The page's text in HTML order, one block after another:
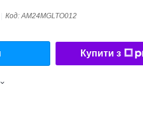
Код:AM24MGLTO012
Купити з